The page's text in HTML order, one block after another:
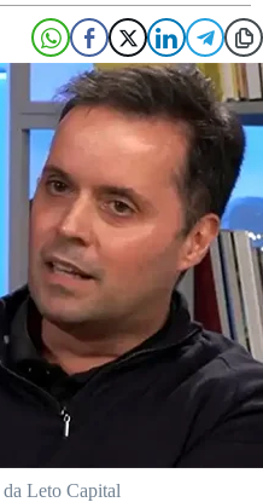
Leto Capital